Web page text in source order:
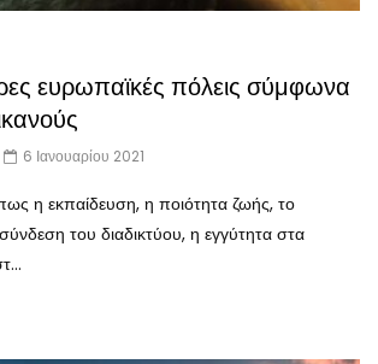
ευρωπαϊκές πόλεις σύμφωνα
6 Ιανουαρίου 2021
η εκπαίδευση, η ποιότητα ζωής, το
του διαδικτύου, η εγγύτητα στα